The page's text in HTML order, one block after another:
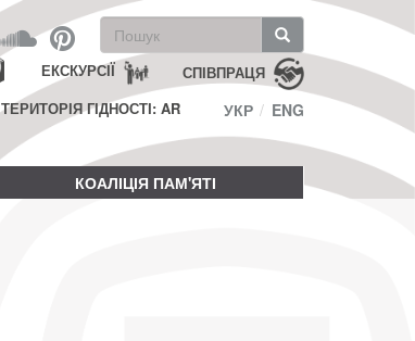
Пошукова
форма
Пошук СПІВПРАЦЯ
ЕКСКУРСІЇ
ТЕРИТОРІЯ ГІДНОСТІ: AR
УКР ENG
КОАЛІЦІЯ ПАМ'ЯТІ